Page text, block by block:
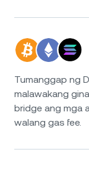
Tumanggap ng
malawakang
bridge ang mga
walang gas fee.